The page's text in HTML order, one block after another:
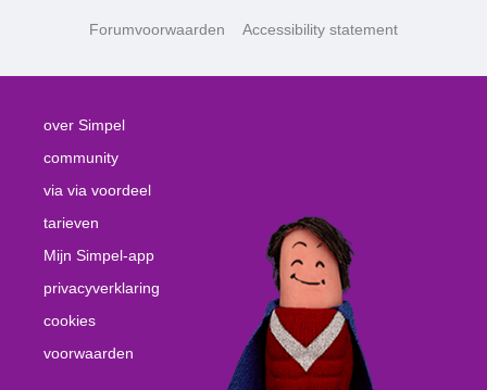
Forumvoorwaarden Accessibility statement
over Simpel
community
via via voordeel
tarieven
Mijn Simpel-app
privacyverklaring
cookies
voorwaarden